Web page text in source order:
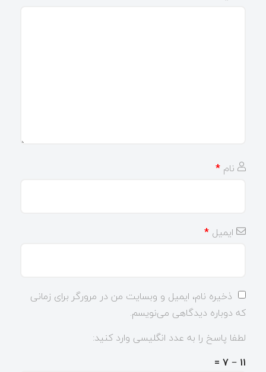
نام *
ایمیل *
ذخیره نام، ایمیل و وبسایت من در مرورگر برای زمانی
که دوباره دیدگاهی می‌نویسم.
لطفا پاسخ را به عدد انگلیسی وارد کنید:
11 − 7 =